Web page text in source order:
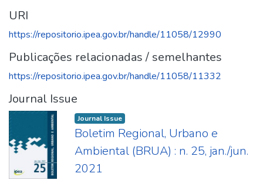
URI
https://repositorio.ipea.gov.br/handle/11058/12990
Publicações relacionadas / semelhantes
https://repositorio.ipea.gov.br/handle/11058/11332
Journal Issue
Journal Issue
Boletim Regional, Urbano e
Ambiental (BRUA) : n. 25, jan./jun.
2021